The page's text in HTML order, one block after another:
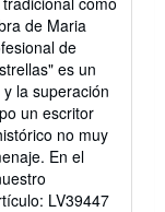
de Maria
de
es un
la superación
un escritor
no muy
En el
LV39447